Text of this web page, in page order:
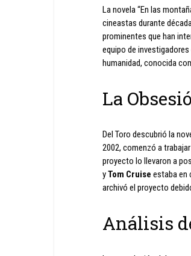
La novela “En las
cineastas durante
prominentes que han
equipo de
humanidad, conocida
La
Del Toro descubrió la
2002, comenzó a
proyecto lo llevaron a
yTom Cruise estaba en
archivó el proyecto
Análisis